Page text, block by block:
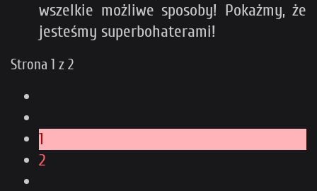
wszelkie możliwe sposoby! Pokażmy, że
jesteśmy superbohaterami!
Strona 1 z 2
1
2